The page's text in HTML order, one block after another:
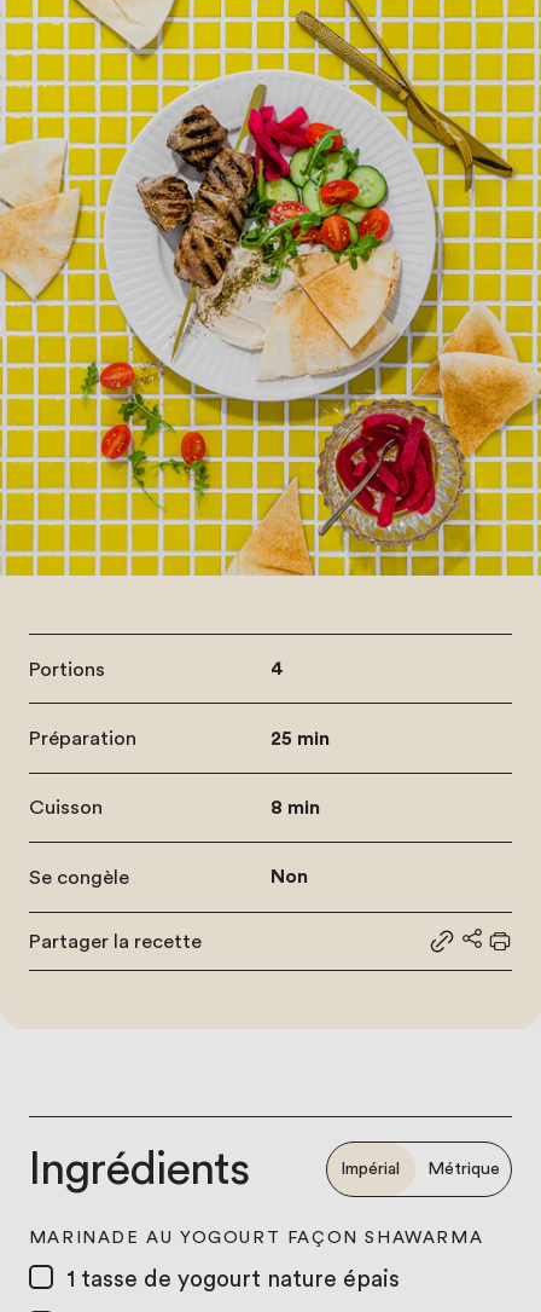
Portions 4
Préparation 25 min
Cuisson 8 min
Se congèle Non
Partager la recette
Partager
Ingrédients Impérial Métrique
MARINADE AU YOGOURT FAÇON SHAWARMA
1 tasse de yogourt nature épais